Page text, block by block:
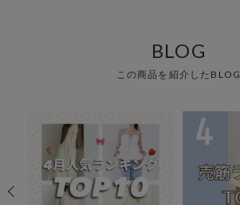
BLOG
この商品を紹介したBLOG